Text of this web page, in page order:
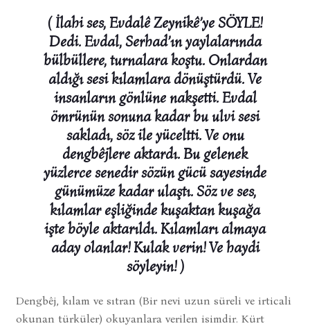
( İlahi ses, Evdalê Zeynikê’ye SÖYLE!
Dedi. Evdal, Serhad’ın yaylalarında
bülbüllere, turnalara koştu. Onlardan
aldığı sesi kılamlara dönüştürdü. Ve
insanların gönlüne nakşetti. Evdal
ömrünün sonuna kadar bu ulvi sesi
sakladı, söz ile yüceltti. Ve onu
dengbêjlere aktardı. Bu gelenek
yüzlerce senedir sözün gücü sayesinde
günümüze kadar ulaştı. Söz ve ses,
kılamlar eşliğinde kuşaktan kuşağa
işte böyle aktarıldı. Kılamları almaya
aday olanlar! Kulak verin! Ve haydi
söyleyin! )
Dengbêj, kılam ve sıtran (Bir nevi uzun süreli ve irticali
okunan türküler) okuyanlara verilen isimdir. Kürt